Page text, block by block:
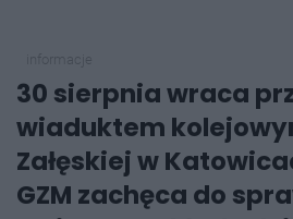
30 sierpnia wraca
wiaduktem
Załęskiej w
GZM zachęca do